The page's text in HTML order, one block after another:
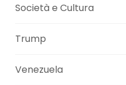
Società e Cultura
Trump
Venezuela